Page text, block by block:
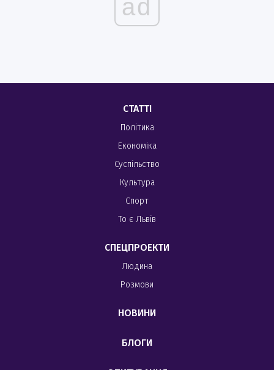
ad
СТАТТІ
Політика
Економіка
Суспільство
Культура
Спорт
То є Львів
СПЕЦПРОЕКТИ
Людина
Розмови
НОВИНИ
БЛОГИ